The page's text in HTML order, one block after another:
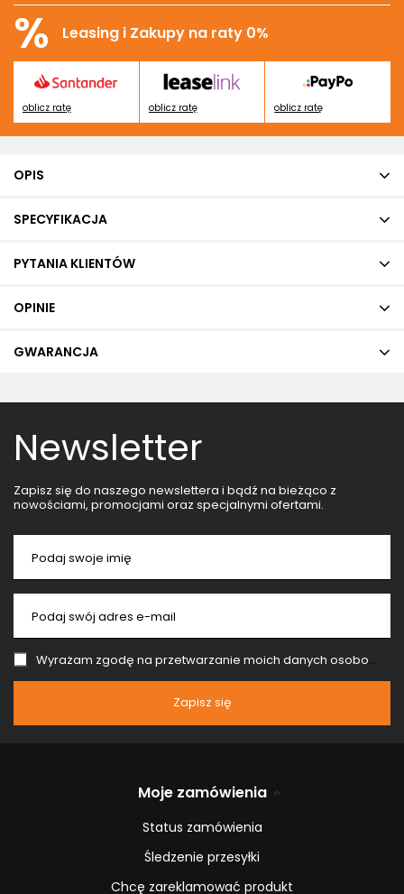
% Leasing i Zakupy na raty 0%
oblicz ratę oblicz ratę oblicz ratę
OPIS
SPECYFIKACJA
PYTANIA KLIENTÓW
OPINIE
GWARANCJA
Newsletter
Zapisz się do naszego newslettera i bądź na bieżąco z
nowościami, promocjami oraz specjalnymi ofertami.
Podaj swoje imię
Podaj swój adres e-mail
Wyrażam zgodę na przetwarzanie moich danych osobowych (adres e-mail) na potrzeby wysyłki newslettera z informacją handlową (marketing). Więcej w
Zapisz się
Moje zamówienia
Status zamówienia
Śledzenie przesyłki
Chcę zareklamować produkt